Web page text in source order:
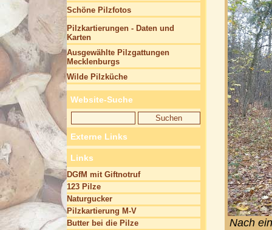
Nach
Schöne Pilzfotos
Pilzkartierungen - Daten und
Karten
Ausgewählte Pilzgattungen
Mecklenburgs
Wilde Pilzküche
Website-Suche
Externe Links
Links
DGfM mit Giftnotruf
123 Pilze
Naturgucker
Pilzkartierung M-V
Butter bei die Pilze